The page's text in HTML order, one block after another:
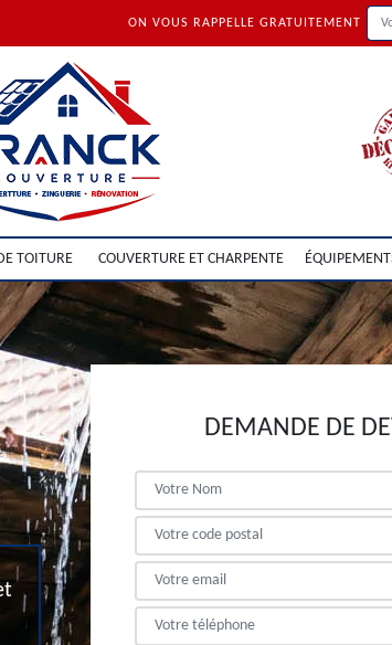
ON VOUS RAPPELLE GRATUITEMENT
TOITURE COUVERTURE ET CHARPENTE
DEMANDE DE